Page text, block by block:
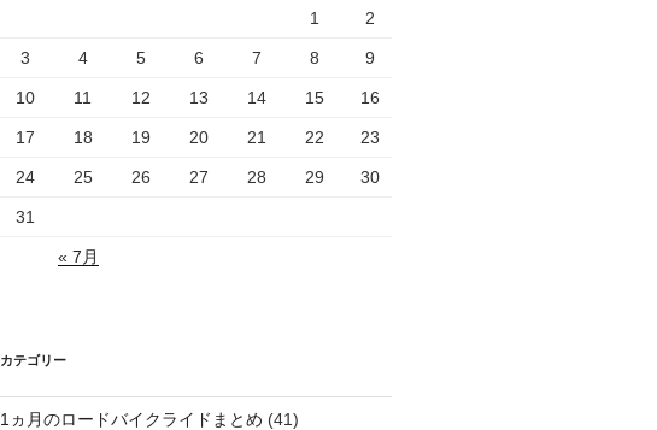
1 2
3 4 5 6 7 8 9
10 11 12 13 14 15 16
17 18 19 20 21 22 23
24 25 26 27 28 29 30
31
« 7月
カテゴリー
1ヵ月のロードバイクライドまとめ (41)